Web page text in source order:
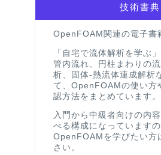
技術書典
OpenFOAM関連の電子書
「自宅で流体解析を学ぶ
管内流れ、円柱まわりの
析、固体-熱流体連成解析
て、OpenFOAMの使い方
認方法をまとめています。
入門から中級者向けの内
べる構成になっていますの
OpenFOAMを学びたい方
さい。